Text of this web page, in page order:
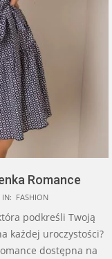
Romance
IN: FASHION
podkreśli Twoją
każdej uroczystości?
dostępna na